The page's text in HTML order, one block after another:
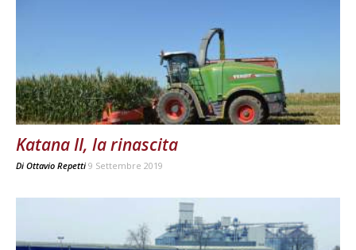
Katana II, la rinascita
Di Ottavio Repetti 9 Settembre 2019